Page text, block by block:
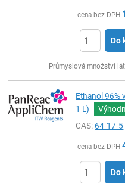
cena bez DPH
Do
Průmyslová množství
Ethanol 96%
1 L)
CAS:64-17-5
cena bez DPH
Do